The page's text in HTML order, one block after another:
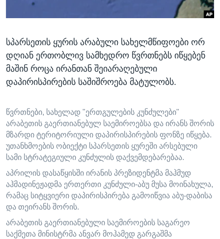
ᲛᲔᲪᲜᲘᲔᲠᲔᲑᲐ
ᲘᲜᲢᲔᲠᲕᲘᲣ
ᲙᲣᲚᲢᲣᲠᲐ
ᲓᲔᲖᲘᲜᲤᲝᲠᲛᲐᲪᲘᲐ
Learning English
ᲗᲕᲐᲚᲘ ᲒᲕᲐᲓᲔᲕᲜᲔᲗ
სპარსეთის ყურის არაბული სახელმწიფოები ორ
დღიან ერთობლივ სამხედრო წვრთნებს იწყებენ
მაშინ როცა ირანთან შეიარაღებული
დაპირისპირების საშიშროება მატულობს.
წვრთნები, სახელად "ერთგულების კუნძულები"
არაბეთის გაერთიანებულ საემიროებსა და ირანს შორის
მზარდი ტერიტორიული დაპირისპირების ფონზე იწყება.
უთანხმოების ობიექტი სპარსეთის ყურეში არსებული
სამი სტრატეგიული კუნძულის დაქვემდებარებაა.
აპრილის დასაწყისში ირანის პრეზიდენტმა მაჰმუდ
აჰმადინეჟადმა ერთერთი კუნძული-აბუ მუსა მოინახულა,
რამაც სიტყვიერი დაპირისპირება გამოიწვია აბუ-დაბისა
და თეირანს შორის.
არაბეთის გაერთიანებული საემიროების საგარეო
საქმეთა მინისტრმა ანვარ მოჰამედ გარგაშმა